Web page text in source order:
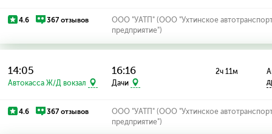
4.6 367 отзывов
ООО "УАТП" (ООО "Ухтинское
предприятие")
14:05
Автокасса Ж/Д вокзал
16:16
Дачи
2ч 11м
4.6 367 отзывов
ООО "УАТП" (ООО "Ухтинское
предприятие")